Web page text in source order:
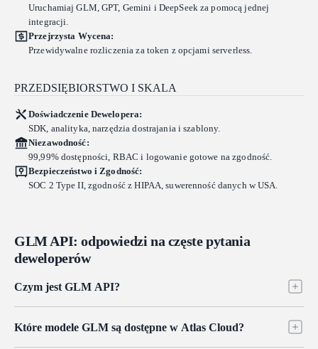
Uruchamiaj GLM, GPT, Gemini i DeepSeek za pomocą jednej
integracji.
Przejrzysta Wycena:
Przewidywalne rozliczenia za token z opcjami serverless.
PRZEDSIĘBIORSTWO I SKALA
Doświadczenie Dewelopera:
SDK, analityka, narzędzia dostrajania i szablony.
Niezawodność:
99,99% dostępności, RBAC i logowanie gotowe na zgodność.
Bezpieczeństwo i Zgodność:
SOC 2 Type II, zgodność z HIPAA, suwerenność danych w USA.
GLM API: odpowiedzi na częste pytania
deweloperów
Czym jest GLM API?
otwartowagowych dużych modeli językowych Z.ai (Zhipu AI), w tym
GLM-5.2, GLM-5, GLM-4.7 i GLM-4.6. Modele te zaprojektowano
Które modele GLM są dostępne w Atlas Cloud?